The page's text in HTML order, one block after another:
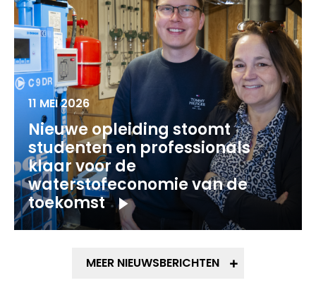
11 MEI 2026
Nieuwe opleiding stoomt
studenten en professionals
klaar voor de
waterstofeconomie van de
toekomst
MEER NIEUWSBERICHTEN